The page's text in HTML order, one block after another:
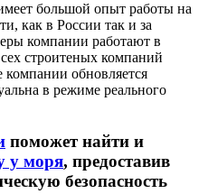
большой опыт работы на
как в России так и за
компании работают в
строитеных компаний
обновляется
в режиме реального
поможет найти и
у моря, предоставив
безопасность